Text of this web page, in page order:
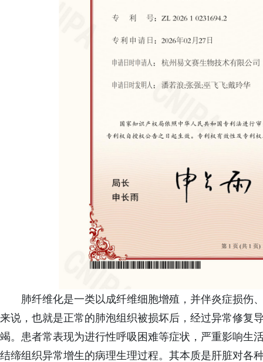
肺纤维化是一类以成纤维细胞增殖，并伴炎症损伤
来说，也就是正常的肺泡组织被损坏后，经过异常修复
竭。患者常表现为进行性呼吸困难等症状，严重影响生
结缔组织异常增生的病理生理过程。其本质是肝脏对各